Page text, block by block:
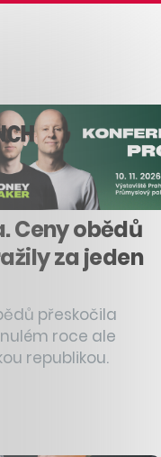
Ceny obědů
za jeden
přeskočila
roce ale
republikou.